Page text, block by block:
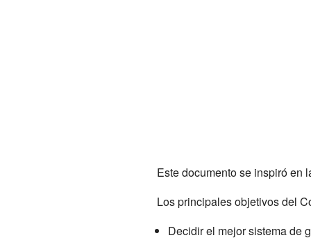
Este documento se inspiró en
Los principales objetivos del
Decidir el mejor sistema de